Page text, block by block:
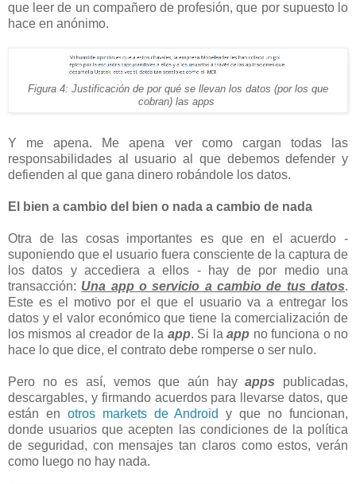
que leer de un compañero de profesión, que por supuesto lo
hace en anónimo.
Figura 4: Justificación de por qué se llevan los datos (por los que
cobran) las apps
Y me apena. Me apena ver como cargan todas las
responsabilidades al usuario al que debemos defender y
defienden al que gana dinero robándole los datos.
El bien a cambio del bien o nada a cambio de nada
Otra de las cosas importantes es que en el acuerdo -
suponiendo que el usuario fuera consciente de la captura de
los datos y accediera a ellos - hay de por medio una
transacción: Una app o servicio a cambio de tus datos.
Este es el motivo por el que el usuario va a entregar los
datos y el valor económico que tiene la comercialización de
los mismos al creador de la app. Si laapp no funciona o no
hace lo que dice, el contrato debe romperse o ser nulo.
Pero no es así, vemos que aún hayapps publicadas,
descargables, y firmando acuerdos para llevarse datos, que
están en otros markets de Android
y que no funcionan,
donde usuarios que acepten las condiciones de la política
de seguridad, con mensajes tan claros como estos, verán
como luego no hay nada.